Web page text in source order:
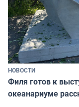
НОВОСТИ
Филя готов к
океанариуме